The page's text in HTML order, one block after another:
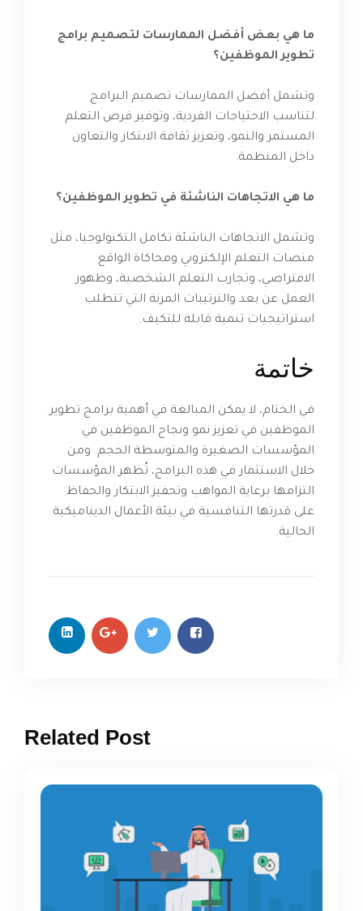
ما هي بعض أفضل الممارسات لتصميم برامج
تطوير الموظفين؟
وتشمل أفضل الممارسات تصميم البرامج
لتناسب الاحتياجات الفردية، وتوفير فرص التعلم
المستمر والنمو، وتعزيز ثقافة الابتكار والتعاون
داخل المنظمة.
ما هي الاتجاهات الناشئة في تطوير الموظفين؟
وتشمل الاتجاهات الناشئة تكامل التكنولوجيا، مثل
منصات التعلم الإلكتروني ومحاكاة الواقع
الافتراضي، وتجارب التعلم الشخصية، وظهور
العمل عن بعد والترتيبات المرنة التي تتطلب
استراتيجيات تنمية قابلة للتكيف.
خاتمة
في الختام، لا يمكن المبالغة في أهمية برامج تطوير
الموظفين في تعزيز نمو ونجاح الموظفين في
المؤسسات الصغيرة والمتوسطة الحجم. ومن
خلال الاستثمار في هذه البرامج، تُظهر المؤسسات
التزامها برعاية المواهب وتحفيز الابتكار والحفاظ
على قدرتها التنافسية في بيئة الأعمال الديناميكية
الحالية.
Related Post